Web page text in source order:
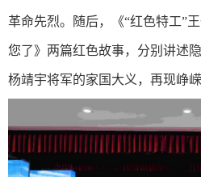
革命先烈。随后，《“红色特工”
您了》两篇红色故事，分别讲述
杨靖宇将军的家国大义，再现峥